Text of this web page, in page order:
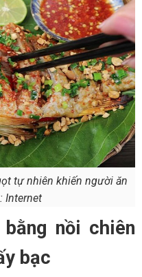
tự nhiên khiến người ăn
Internet
nồi chiên
bạc